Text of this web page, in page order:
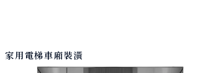
家用電梯車廂裝潢